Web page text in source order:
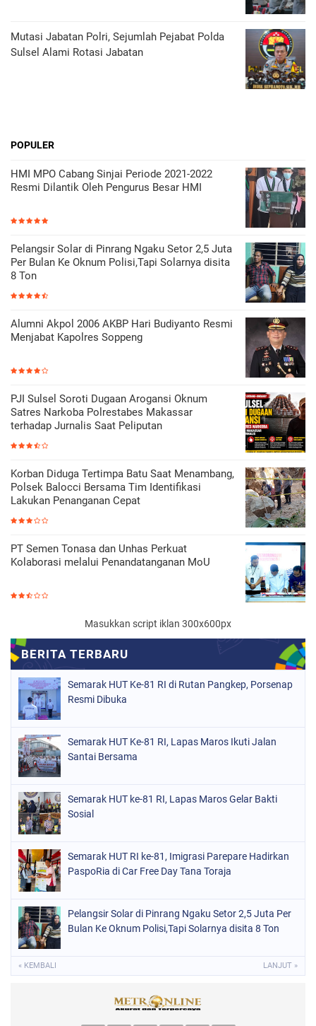
Mutasi Jabatan Polri, Sejumlah Pejabat Polda
Sulsel Alami Rotasi Jabatan
POPULER
HMI MPO Cabang Sinjai Periode 2021-2022
Resmi Dilantik Oleh Pengurus Besar HMI
Pelangsir Solar di Pinrang Ngaku Setor 2,5 Juta
Per Bulan Ke Oknum Polisi,Tapi Solarnya disita
8 Ton
Alumni Akpol 2006 AKBP Hari Budiyanto Resmi
Menjabat Kapolres Soppeng
PJI Sulsel Soroti Dugaan Arogansi Oknum
Satres Narkoba Polrestabes Makassar
terhadap Jurnalis Saat Peliputan
Korban Diduga Tertimpa Batu Saat Menambang,
Polsek Balocci Bersama Tim Identifikasi
Lakukan Penanganan Cepat
PT Semen Tonasa dan Unhas Perkuat
Kolaborasi melalui Penandatanganan MoU
Masukkan script iklan 300x600px
Semarak HUT Ke-81 RI di Rutan Pangkep, Porsenap
Resmi Dibuka
Semarak HUT Ke-81 RI, Lapas Maros Ikuti Jalan
Santai Bersama
Semarak HUT ke-81 RI, Lapas Maros Gelar Bakti
Sosial
Semarak HUT RI ke-81, Imigrasi Parepare Hadirkan
PaspoRia di Car Free Day Tana Toraja
Pelangsir Solar di Pinrang Ngaku Setor 2,5 Juta Per
Bulan Ke Oknum Polisi,Tapi Solarnya disita 8 Ton
« KEMBALI LANJUT »